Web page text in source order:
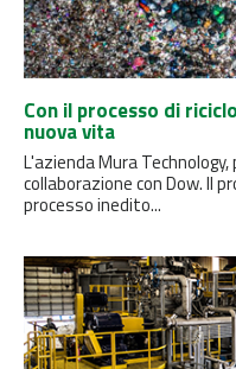
Con il processo di
nuova vita
L'azienda Mura
collaborazione con Dow. Il
processo inedito...